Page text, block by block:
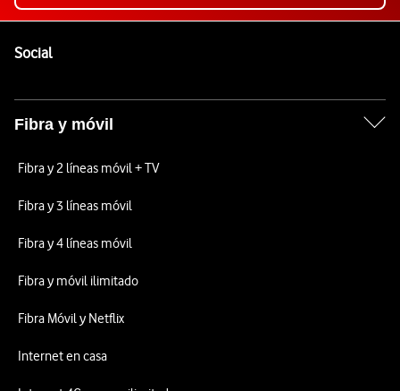
SocialEnlaces a las redes sociales de Vodafone
Fibra y móvil
Fibra y 2 líneas móvil + TV
Fibra y 3 líneas móvil
Fibra y 4 líneas móvil
Fibra y móvil ilimitado
Fibra Móvil y Netflix
Internet en casa